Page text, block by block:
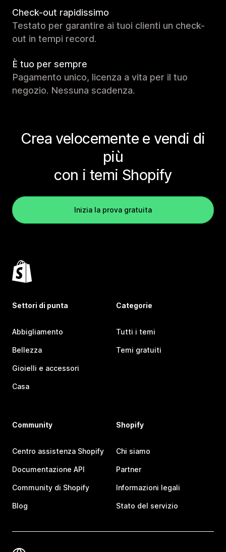
Check-out rapidissimo
Testato per garantire ai tuoi clienti un check-
out in tempi record.
È tuo per sempre
Pagamento unico, licenza a vita per il tuo
negozio. Nessuna scadenza.
Crea velocemente e vendi di
più
con i temi Shopify
Inizia la prova gratuita
Settori di punta
Abbigliamento
Bellezza
Gioielli e accessori
Casa
Categorie
Tutti i temi
Temi gratuiti
Community
Centro assistenza Shopify
Documentazione API
Community di Shopify
Blog
Shopify
Chi siamo
Partner
Informazioni legali
Stato del servizio